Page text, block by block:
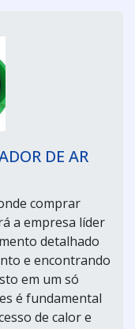
DE AR
comprar
a empresa líder
detalhado
e encontrando
em um só
é fundamental
de calor e